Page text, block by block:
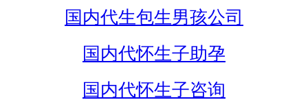
国内代生包生男孩公司
国内代怀生子助孕
国内代怀生子咨询